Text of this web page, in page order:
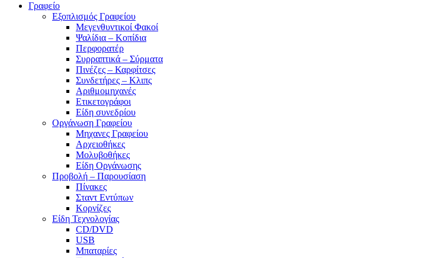
Γραφείο
Εξοπλισμός Γραφείου
Μεγενθυντικοί Φακοί
Ψαλίδια – Κοπίδια
Περφορατέρ
Συρραπτικά – Σύρματα
Πινέζες – Καρφίτσες
Συνδετήρες – Κλιπς
Αριθμομηχανές
Ετικετογράφοι
Είδη συνεδρίου
Οργάνωση Γραφείου
Μηχανες Γραφείου
Αρχειοθήκες
Μολυβοθήκες
Είδη Οργάνωσης
Προβολή – Παρουσίαση
Πίνακες
Σταντ Εντύπων
Κορνίζες
Είδη Τεχνολογίας
CD/DVD
USB
Μπαταρίες